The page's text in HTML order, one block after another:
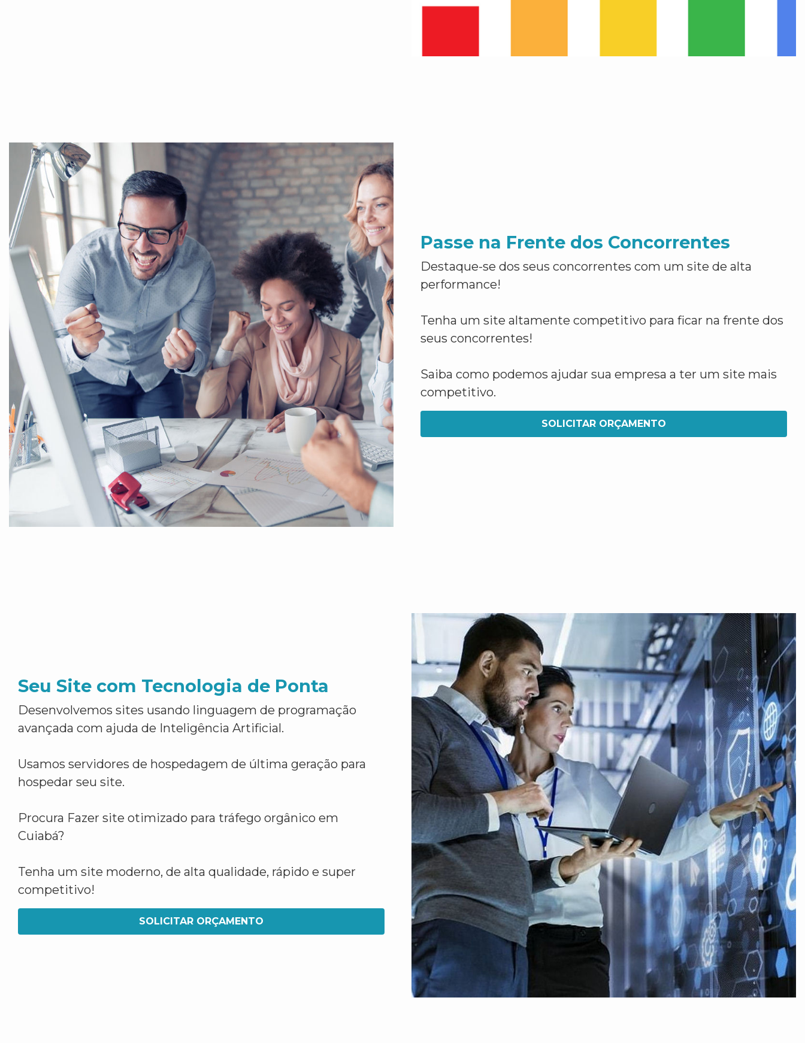
Passe na Frente dos Concorrentes
Destaque-se dos seus concorrentes com um site de alta
performance!
Tenha um site altamente competitivo para ficar na frente dos
seus concorrentes!
Saiba como podemos ajudar sua empresa a ter um site mais
competitivo.
SOLICITAR ORÇAMENTO
Seu Site com Tecnologia de Ponta
Desenvolvemos sites usando linguagem de programação
avançada com ajuda de Inteligência Artificial.
Usamos servidores de hospedagem de última geração para
hospedar seu site.
Procura Fazer site otimizado para tráfego orgânico em
Cuiabá?
Tenha um site moderno, de alta qualidade, rápido e super
competitivo!
SOLICITAR ORÇAMENTO